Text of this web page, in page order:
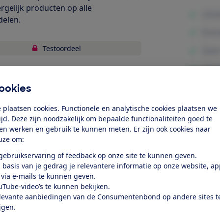
plaatsen cookies. Functionele en analytische cookies plaatsen we
Deze zijn noodzakelijk om bepaalde functionaliteiten goed te
werken en gebruik te kunnen meten. Er zijn ook cookies naar
om:
of feedback op onze site te kunnen geven.
basis van je gedrag je relevantere informatie op onze website,
e-mails te kunnen geven.
video’s te kunnen bekijken.
aanbiedingen van de Consumentenbond op andere sites
producten op alle
Testoordeel
en afwerking
toegang tot deze test?
Word lid
Minpunten